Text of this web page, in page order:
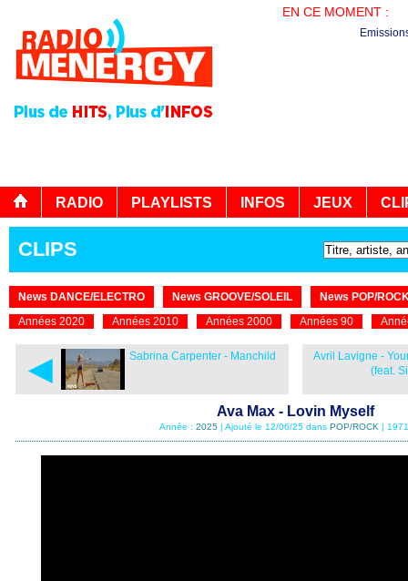
EN CE MOMENT :
RADIO PLAYLISTS INFOS JEUX
CLIPS
News DANCE/ELECTRO News GROOVE/SOLEIL
News POP/
Années 2020
Années 2010 Années 2000 Années 90
◄ Sabrina Carpenter - Manchild
Avril Lavigne -
(feat.
Ava Max - Lovin Myself
Année : 2025 | Ajouté le 12/06/25 dans POP/ROCK |